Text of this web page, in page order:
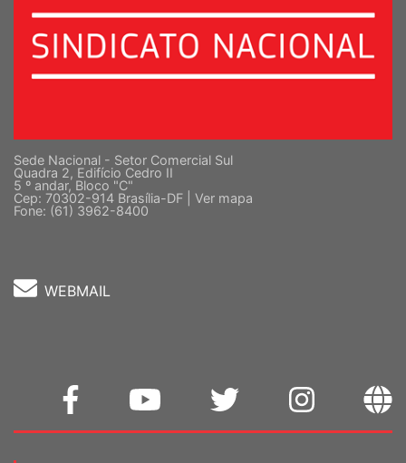
Sede Nacional - Setor Comercial Sul
Quadra 2, Edifício Cedro II
5 º andar, Bloco "C"
Cep: 70302-914 Brasília-DF | Ver mapa
Fone: (61) 3962-8400
WEBMAIL